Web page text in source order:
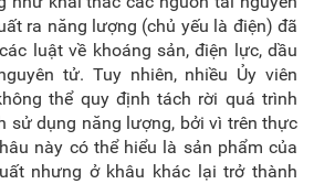
ra năng lượng (chủ yếu là điện) đã
luật về khoáng sản, điện lực, dầu
tử. Tuy nhiên, nhiều Ủy viên
thể quy định tách rời quá trình
sử dụng năng lượng, bởi vì trên thực
này có thể hiểu là sản phẩm của
nhưng ở khâu khác lại trở thành